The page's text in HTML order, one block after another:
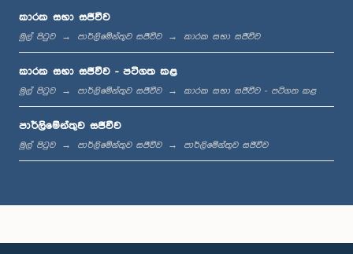
ප.ව. 1:27 - ප.ව. 1:42
ප.ව. 1:42 - ප.ව. 1:58
කාරක සභා සජීවීව
මුල් පිටුව පාර්ලිමේන්තුව සජීවීව කාරක සභා සජීවීව
කාරක සභා සජීවීව - පටිගත කළ
මුල් පිටුව පාර්ලිමේන්තුව සජීවීව කාරක සභා සජීවීව - පටිගත කළ
පාර්ලිමේන්තුව සජීවීව
මුල් පිටුව පාර්ලිමේන්තුව සජීවීව පාර්ලිමේන්තුව සජීවීව